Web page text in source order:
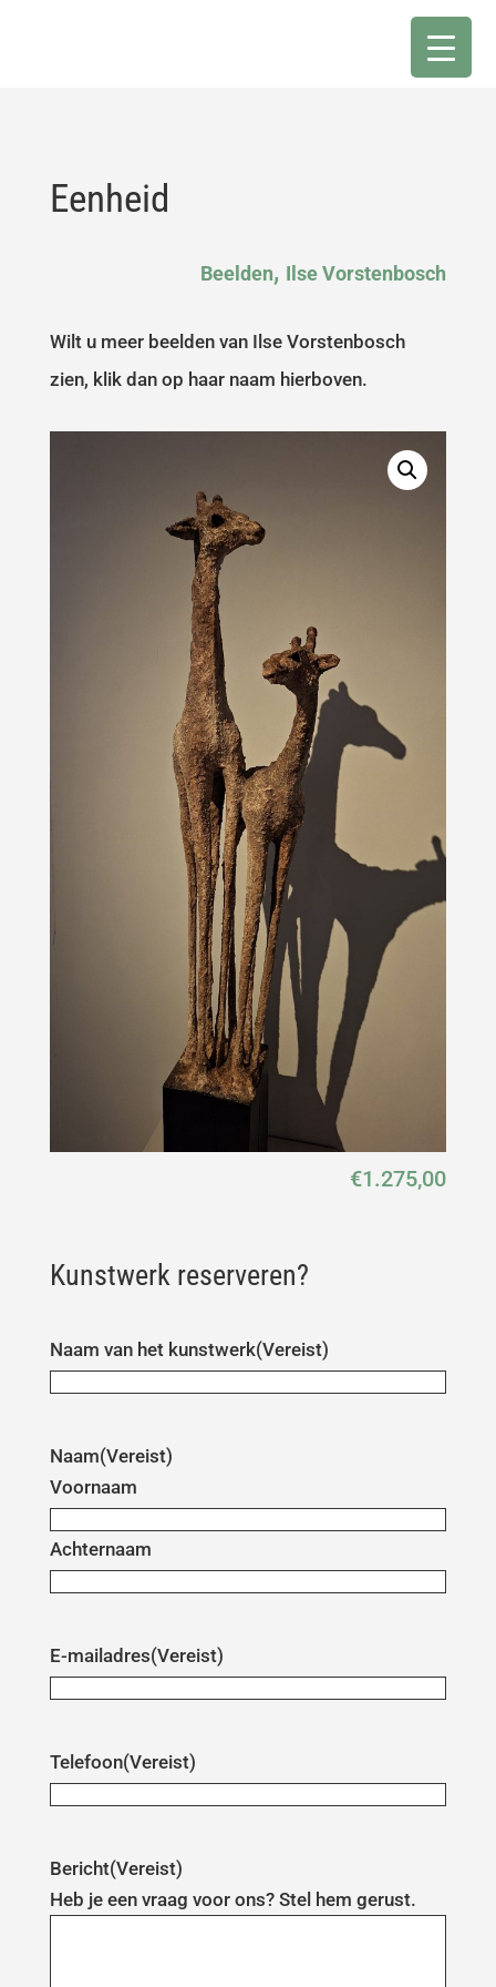
Eenheid
Beelden, Ilse Vorstenbosch
Wilt u meer beelden van Ilse Vorstenbosch
zien, klik dan op haar naam hierboven.
€1.275,00
Kunstwerk reserveren?
Naam van het kunstwerk(Vereist)
Naam(Vereist)
Voornaam
Achternaam
E-mailadres(Vereist)
Telefoon(Vereist)
Bericht(Vereist)
Heb je een vraag voor ons? Stel hem gerust.